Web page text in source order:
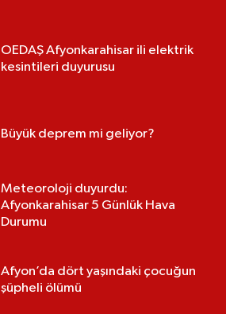
OEDAŞ Afyonkarahisar ili elektrik
kesintileri duyurusu
Büyük deprem mi geliyor?
Meteoroloji duyurdu:
Afyonkarahisar 5 Günlük Hava
Durumu
Afyon’da dört yaşındaki çocuğun
şüpheli ölümü